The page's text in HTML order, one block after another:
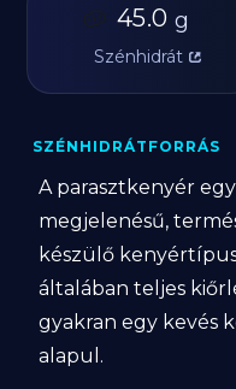
🥔 45.0 g
Szénhidrát
SZÉNHIDRÁTFORRÁS
A parasztkenyér
megjelenésű,
készülő
általában teljes
gyakran egy kevés
alapul.